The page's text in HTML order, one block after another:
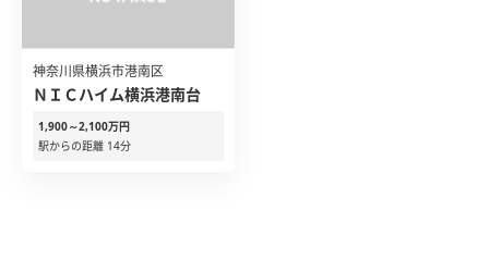
神奈川県横浜市港南区
ＮＩＣハイム横浜港南台
1,900～2,100万円
駅からの距離 14分